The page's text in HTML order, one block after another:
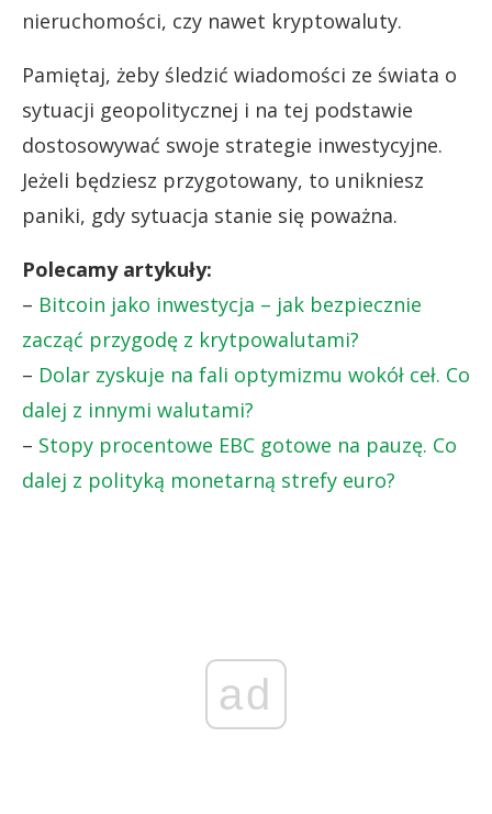
nieruchomości, czy nawet kryptowaluty.
Pamiętaj, żeby śledzić wiadomości ze świata o
sytuacji geopolitycznej i na tej podstawie
dostosowywać swoje strategie inwestycyjne.
Jeżeli będziesz przygotowany, to unikniesz
paniki, gdy sytuacja stanie się poważna.
Polecamy artykuły:
– Bitcoin jako inwestycja – jak bezpiecznie
zacząć przygodę z krytpowalutami?
– Dolar zyskuje na fali optymizmu wokół ceł. Co
dalej z innymi walutami?
– Stopy procentowe EBC gotowe na pauzę. Co
dalej z polityką monetarną strefy euro?
ad